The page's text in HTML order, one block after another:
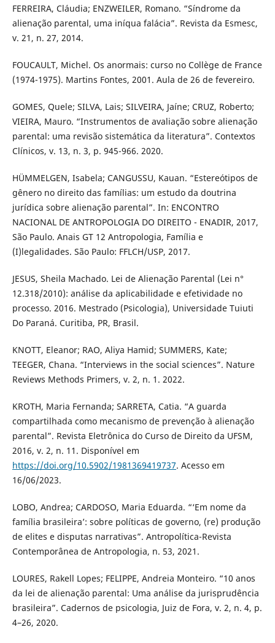
FERREIRA, Cláudia; ENZWEILER, Romano. “Síndrome da
alienação parental, uma iníqua falácia”. Revista da Esmesc,
v. 21, n. 27, 2014.
FOUCAULT, Michel. Os anormais: curso no Collège de France
(1974-1975). Martins Fontes, 2001. Aula de 26 de fevereiro.
GOMES, Quele; SILVA, Lais; SILVEIRA, Jaíne; CRUZ, Roberto;
VIEIRA, Mauro. “Instrumentos de avaliação sobre alienação
parental: uma revisão sistemática da literatura”. Contextos
Clínicos, v. 13, n. 3, p. 945-966. 2020.
HÜMMELGEN, Isabela; CANGUSSU, Kauan. “Estereótipos de
gênero no direito das famílias: um estudo da doutrina
jurídica sobre alienação parental”. In: ENCONTRO
NACIONAL DE ANTROPOLOGIA DO DIREITO - ENADIR, 2017,
São Paulo. Anais GT 12 Antropologia, Família e
(I)legalidades. São Paulo: FFLCH/USP, 2017.
JESUS, Sheila Machado. Lei de Alienação Parental (Lei n°
12.318/2010): análise da aplicabilidade e efetividade no
processo. 2016. Mestrado (Psicologia), Universidade Tuiuti
Do Paraná. Curitiba, PR, Brasil.
KNOTT, Eleanor; RAO, Aliya Hamid; SUMMERS, Kate;
TEEGER, Chana. “Interviews in the social sciences”. Nature
Reviews Methods Primers, v. 2, n. 1. 2022.
KROTH, Maria Fernanda; SARRETA, Catia. “A guarda
compartilhada como mecanismo de prevenção à alienação
parental”. Revista Eletrônica do Curso de Direito da UFSM,
2016, v. 2, n. 11. Disponível em
https://doi.org/10.5902/1981369419737. Acesso em
16/06/2023.
LOBO, Andrea; CARDOSO, Maria Eduarda. “‘Em nome da
família brasileira’: sobre políticas de governo, (re) produção
de elites e disputas narrativas”. Antropolítica-Revista
Contemporânea de Antropologia, n. 53, 2021.
LOURES, Rakell Lopes; FELIPPE, Andreia Monteiro. “10 anos
da lei de alienação parental: Uma análise da jurisprudência
brasileira”. Cadernos de psicologia, Juiz de Fora, v. 2, n. 4, p.
4–26, 2020.